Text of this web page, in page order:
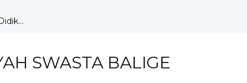
Ra...
Tata...SWASTA BALIGE